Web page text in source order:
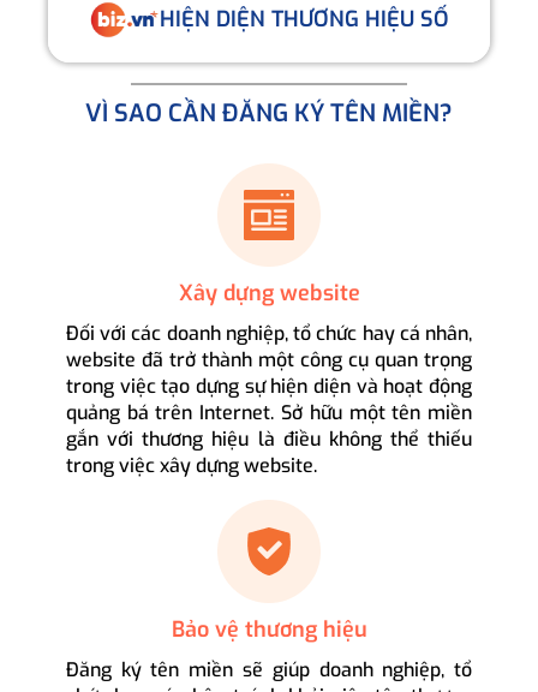
HIỆN DIỆN THƯƠNG HIỆU SỐ
VÌ SAO CẦN ĐĂNG KÝ TÊN MIỀN?
Xây dựng website
Đối với các doanh nghiệp, tổ chức hay cá nhân,
website đã trở thành một công cụ quan trọng
trong việc tạo dựng sự hiện diện và hoạt động
quảng bá trên Internet. Sở hữu một tên miền
gắn với thương hiệu là điều không thể thiếu
trong việc xây dựng website.
Bảo vệ thương hiệu
Đăng ký tên miền sẽ giúp doanh nghiệp, tổ